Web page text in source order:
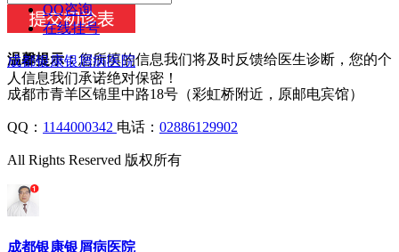
温馨提示：您所填的信息我们将及时反馈给医生诊断，您的个
人信息我们承诺绝对保密！
QQ咨询
在线挂号
成都银康银屑病医院
成都市青羊区锦里中路18号（彩虹桥附近，原邮电宾馆）
QQ： 1144000342 电话： 02886129902
All Rights Reserved 版权所有
成都银康银屑病医院